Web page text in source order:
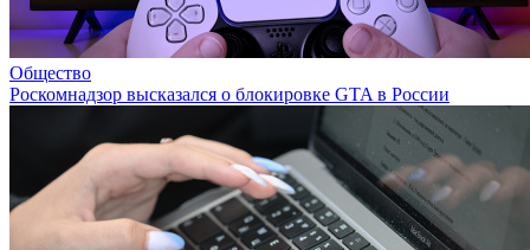
Общество
Роскомнадзор высказался о блокировке GTA в России